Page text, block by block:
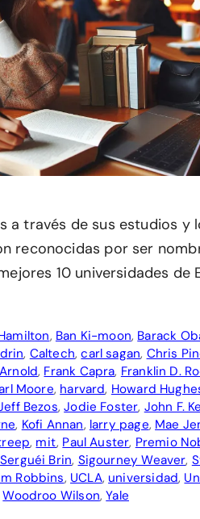
a través de sus estudios y
reconocidas por ser
10 universidades de
, Ban Ki-moon, Barack
, Caltech,carl sagan, Chris
, Frank Capra, Franklin D.
Moore, harvard, Howard
Bezos,Jodie Foster, John F.
, Kofi Annan, larry page, Mae
, mit, Paul Auster, Premio
Serguéi Brin, Sigourney Weaver,
Robbins, UCLA, universidad,
Woodroo Wilson,Yale